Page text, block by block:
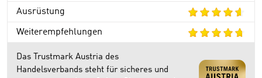
Ausrüstung
Weiterempfehlungen
Das Trustmark Austria des
Handelsverbands steht für sicheres und